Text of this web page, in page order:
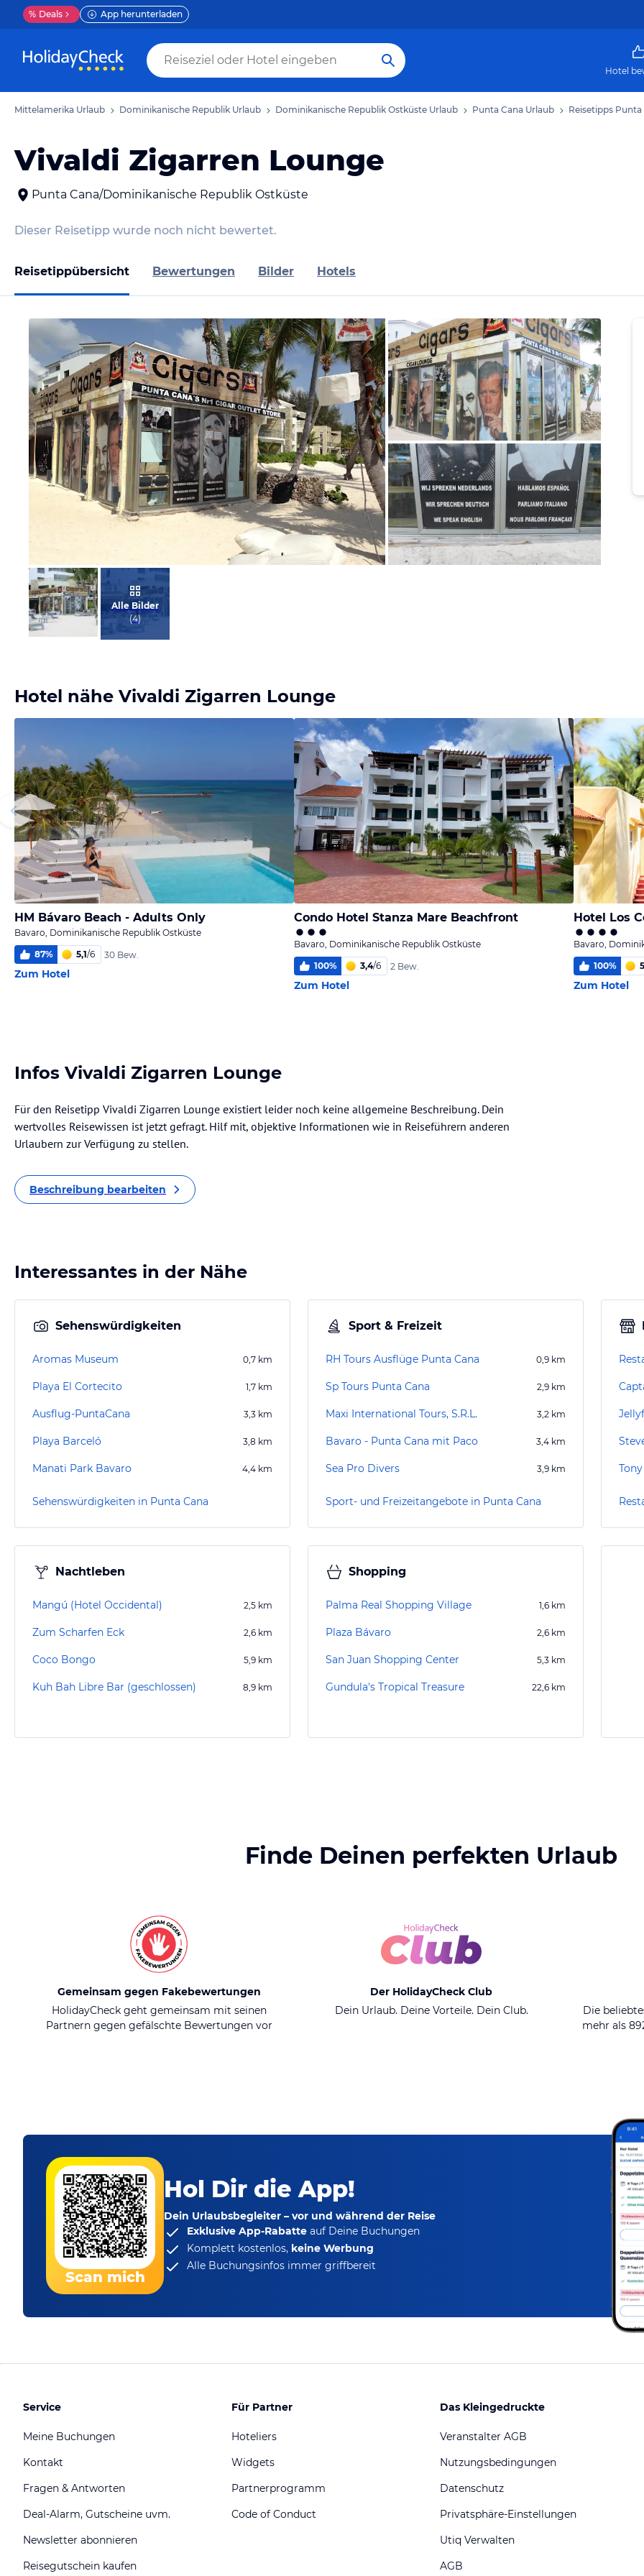
% Deals App herunterladen
Hotel
Mittelamerika Urlaub Dominikanische Republik Urlaub Dominikanische Republik Ostküste Urlaub Punta Cana Urlaub Reisetipps Punta
Vivaldi Zigarren Lounge
Punta Cana/Dominikanische Republik Ostküste
Dieser Reisetipp wurde noch nicht bewertet.
Reisetippübersicht Bewertungen Bilder Hotels
Bild melden
von Jürgen
Bild melden
von Jürgen
Alle Bilder
(4)
Hotel nähe Vivaldi Zigarren Lounge
HM Bávaro Beach - Adults Only
Bavaro, Dominikanische Republik Ostküste
87% 5,1/6 30 Bew.
Zum Hotel
Condo Hotel Stanza Mare Beachfront
Bavaro, Dominikanische Republik Ostküste
100% 3,4/6 2 Bew.
Zum Hotel
Hotel Los
Bavaro,
100%
Zum Hotel
Infos Vivaldi Zigarren Lounge
Für den Reisetipp Vivaldi Zigarren Lounge existiert leider noch keine allgemeine Beschreibung. Dein
wertvolles Reisewissen ist jetzt gefragt. Hilf mit, objektive Informationen wie in Reiseführern anderen
Urlaubern zur Verfügung zu stellen.
Beschreibung bearbeiten
Interessantes in der Nähe
Sehenswürdigkeiten
Aromas Museum 0,7 km
Playa El Cortecito 1,7 km
Ausflug-PuntaCana 3,3 km
Playa Barceló 3,8 km
Manati Park Bavaro 4,4 km
Sehenswürdigkeiten in Punta Cana
Sport & Freizeit
RH Tours Ausflüge Punta Cana 0,9 km
Sp Tours Punta Cana 2,9 km
Maxi International Tours, S.R.L. 3,2 km
Bavaro - Punta Cana mit Paco 3,4 km
Sea Pro Divers 3,9 km
Sport- und Freizeitangebote in Punta Cana
Nachtleben
Mangú (Hotel Occidental) 2,5 km
Zum Scharfen Eck 2,6 km
Coco Bongo 5,9 km
Kuh Bah Libre Bar (geschlossen) 8,9 km
Shopping
Palma Real Shopping Village 1,6 km
Plaza Bávaro 2,6 km
San Juan Shopping Center 5,3 km
Gundula's Tropical Treasure 22,6 km
Finde Deinen perfekten Urlaub
Gemeinsam gegen Fakebewertungen
HolidayCheck geht gemeinsam mit seinen
Partnern gegen gefälschte Bewertungen vor
Der HolidayCheck Club
Dein Urlaub. Deine Vorteile. Dein Club.
Die
mehr als
Scan mich
Hol Dir die App!
Dein Urlaubsbegleiter – vor und während der Reise
Exklusive App-Rabatte auf Deine Buchungen
Komplett kostenlos, keine Werbung
Alle Buchungsinfos immer griffbereit
Service
Meine Buchungen
Kontakt
Fragen & Antworten
Deal-Alarm, Gutscheine uvm.
Newsletter abonnieren
Reisegutschein kaufen
Für Partner
Hoteliers
Widgets
Partnerprogramm
Code of Conduct
Das Kleingedruckte
Veranstalter AGB
Nutzungsbedingungen
Datenschutz
Privatsphäre-Einstellungen
Utiq Verwalten
AGB